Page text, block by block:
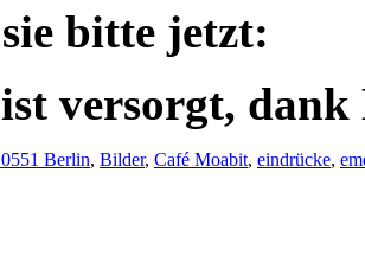
bitte jetzt:
versorgt, dank
Berlin, Bilder, Café Moabit, eindrücke,